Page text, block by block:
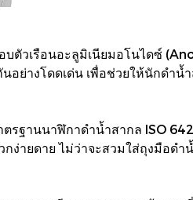
เรือนอะลูมิเนียมอโนไดซ์
ย่างโดดเด่น เพื่อช่วยให้นักดำน้
ฐานนาฬิกาดำน้ำสากล ISO
ง่ายดาย ไม่ว่าจะสวมใส่ถุงมือดำ